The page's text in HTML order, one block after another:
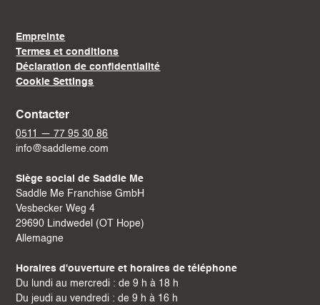
Empreinte
Termes et conditions
Déclaration de confidentialité
Cookie Settings
Contacter
0511 — 77 95 30 86
info@saddleme.com
Siège social de Saddle Me
Saddle Me Franchise GmbH
Vesbecker Weg 4
29690 Lindwedel (OT Hope)
Allemagne
Horaires d'ouverture et horaires de téléphone
Du lundi au mercredi : de 9 h à 18 h
Du jeudi au vendredi : de 9 h à 16 h